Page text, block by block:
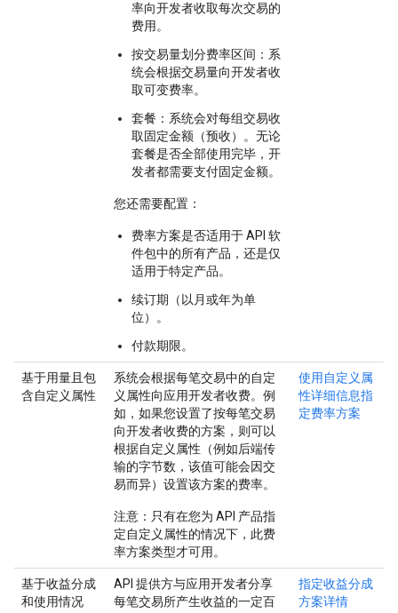
率向开发者收取每次交易的
费用。
按交易量划分费率区间 ：系
统会根据交易量向开发者收
取可变费率。
套餐 ：系统会对每组交易收
取固定金额（预收）。无论
套餐是否全部使用完毕，开
发者都需要支付固定金额。
您还需要配置：
费率方案是否适用于 API 软
件包中的所有产品，还是仅
适用于特定产品。
续订期（以月或年为单
位）。
付款期限。
基于用量且包
含自定义属性
系统会根据每笔交易中的自定
义属性向应用开发者收费。例
如，如果您设置了按每笔交易
向开发者收费的方案，则可以
根据自定义属性（例如后端传
输的字节数，该值可能会因交
易而异）设置该方案的费率。
注意 ：只有在您为 API 产品指
定自定义属性的情况下，此费
率方案类型才可用。
使用自定义属
性详细信息指
定费率方案
基于收益分成
和使用情况
API 提供方与应用开发者分享
每笔交易所产生收益的一定百
指定收益分成
方案详情